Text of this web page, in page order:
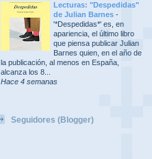
Lecturas: "Despedidas"
de Julian Barnes -
'*Despedidas*' es, en
apariencia, el último libro
que piensa publicar Julian
Barnes quien, en el año de
la publicación, al menos en España,
alcanza los 8...
Hace 4 semanas
Seguidores (Blogger)